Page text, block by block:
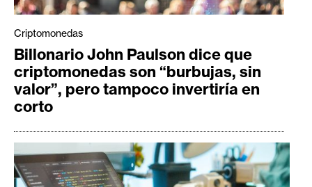
Criptomonedas
Billonario John Paulson dice que
criptomonedas son “burbujas, sin
valor”, pero tampoco invertiría en
corto